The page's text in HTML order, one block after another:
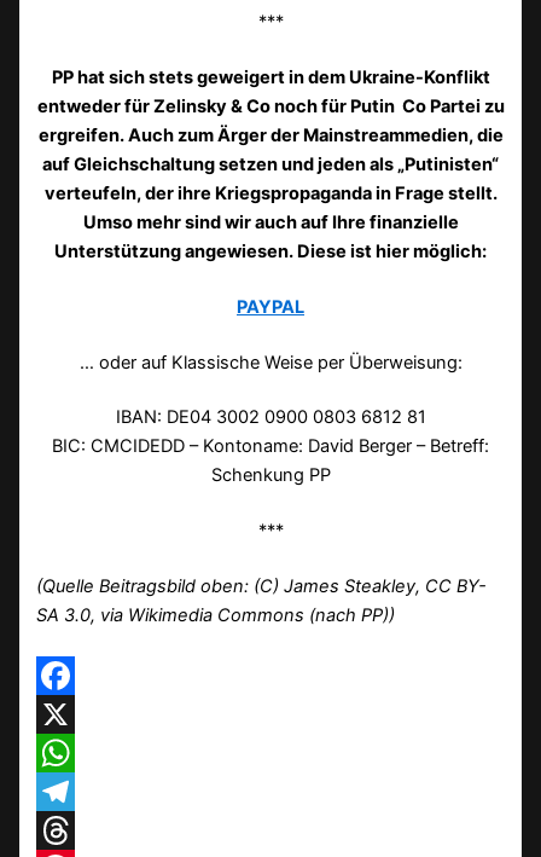
***
PP hat sich stets geweigert in dem Ukraine-Konflikt
entweder für Zelinsky & Co noch für Putin Co Partei zu
ergreifen. Auch zum Ärger der Mainstreammedien, die
auf Gleichschaltung setzen und jeden als „Putinisten“
verteufeln, der ihre Kriegspropaganda in Frage stellt.
Umso mehr sind wir auch auf Ihre finanzielle
Unterstützung angewiesen. Diese ist hier möglich:
PAYPAL
… oder auf Klassische Weise per Überweisung:
IBAN: DE04 3002 0900 0803 6812 81
BIC: CMCIDEDD – Kontoname: David Berger – Betreff:
Schenkung PP
***
(Quelle Beitragsbild oben: (C) James Steakley, CC BY-
SA 3.0, via Wikimedia Commons (nach PP))
Facebook
X
WhatsApp
Telegram